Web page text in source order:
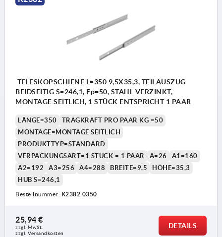
TELESKOPSCHIENE L=350 9,5X35,3, TEILAUSZUG
BEIDSEITIG S=246,1, Fp=50, STAHL VERZINKT,
MONTAGE SEITLICH, 1 STÜCK ENTSPRICHT 1 PAAR
LÄNGE=350
TRAGKRAFT PRO PAAR KG =50
MONTAGE=MONTAGE SEITLICH
PRODUKTTYP=STANDARD
VERPACKUNGSART=1 STÜCK = 1 PAAR
A=26
A1=160
A2=192
A3=256 A4=288 BREITE=9,5
HÖHE=35,3
HUB S=246,1
Bestellnummer: K2382.0350
25,94 €
zzgl. MwSt.
zzgl. Versandkosten
DETAILS